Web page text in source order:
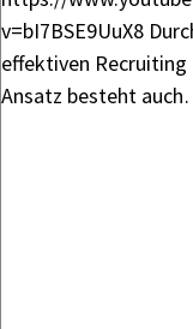
v=bI7BSE9UuX8
effektiven
Ansatz besteht